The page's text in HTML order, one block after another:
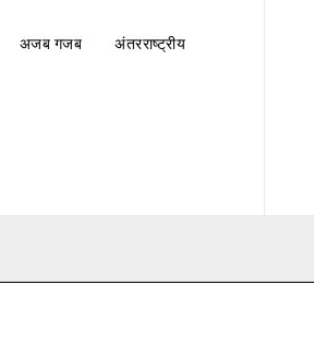
अजब गजब अंतरराष्ट्रीय